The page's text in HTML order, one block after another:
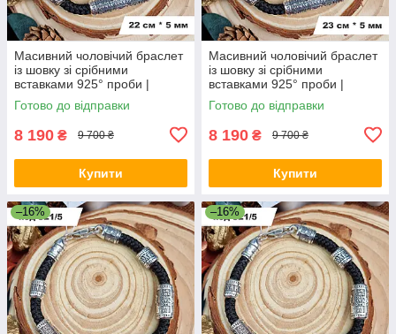
Масивний чоловічий браслет
із шовку зі срібними
вставками 925° проби |
Срібний браслет
Готово до відправки
8 190 ₴ 9 700 ₴
Купити
Масивний чоловічий браслет
із шовку зі срібними
вставками 925° проби |
Срібний браслет
Готово до відправки
8 190 ₴ 9 700 ₴
Купити
–16% –16%